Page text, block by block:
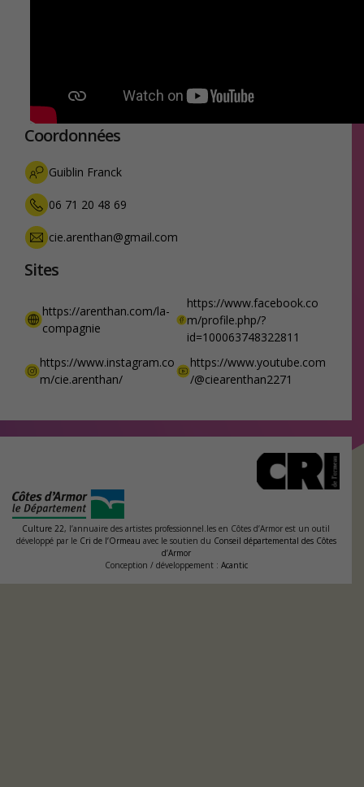
Coordonnées
Guiblin Franck
06 71 20 48 69
cie.arenthan@gmail.com
Sites
https://arenthan.com/la-
compagnie
https://www.facebook.co
m/profile.php/?
id=100063748322811
https://www.instagram.co
m/cie.arenthan/
https://www.youtube.com
/@ciearenthan2271
Culture 22, l’annuaire des artistes professionnel.les en Côtes d’Armor est un outil
développé par le Cri de l’Ormeau avec le soutien du Conseil départemental des Côtes
d’Armor
Conception / développement : Acantic